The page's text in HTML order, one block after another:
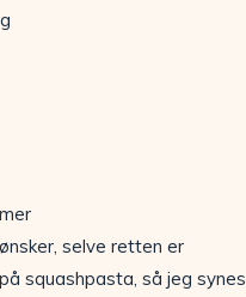
selve retten er
squashpasta, så jeg synes